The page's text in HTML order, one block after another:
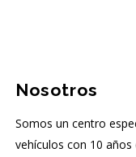
Nosotros
Somos un centro
vehículos con 10